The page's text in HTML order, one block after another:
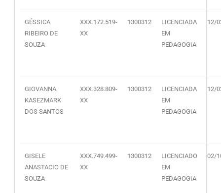
GÉSSICA
RIBEIRO DE
SOUZA
XXX.172.519-
XX
1300312
LICENCIADA
EM
PEDAGOGIA
12/
GIOVANNA
KASEZMARK
DOS SANTOS
XXX.328.809-
XX
1300312
LICENCIADA
EM
PEDAGOGIA
12/
GISELE
ANASTACIO DE
SOUZA
XXX.749.499-
XX
1300312
LICENCIADO
EM
PEDAGOGIA
02/